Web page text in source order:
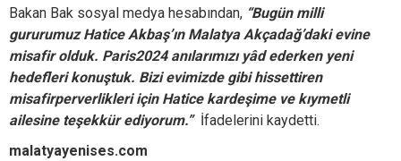
Bakan Bak sosyal medya hesabından, “Bugün milli
gururumuz Hatice Akbaş’ın Malatya Akçadağ’daki evine
misafir olduk. Paris2024 anılarımızı yâd ederken yeni
hedefleri konuştuk. Bizi evimizde gibi hissettiren
misafirperverlikleri için Hatice kardeşime ve kıymetli
ailesine teşekkür ediyorum.”İfadelerini kaydetti.
malatyayenises.com